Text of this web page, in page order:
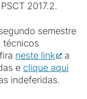
2017.2.
semestre
técnicos
neste link
a
e clique aqui
indeferidas.